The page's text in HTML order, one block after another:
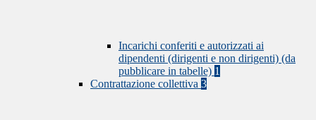
Incarichi conferiti e autorizzati ai
dipendenti (dirigenti e non dirigenti) (da
pubblicare in tabelle) 1
Contrattazione collettiva 3